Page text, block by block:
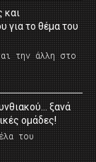
και
για το θέμα του
την άλλη στο
ξανά
ομάδες!
του